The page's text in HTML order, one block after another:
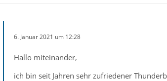
6. Januar 2021 um 12:28
Hallo miteinander,
ich bin seit Jahren sehr zufriedener